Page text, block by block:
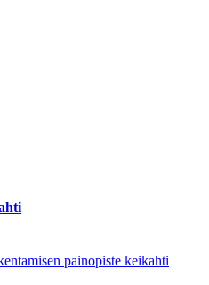
painopiste keikahti